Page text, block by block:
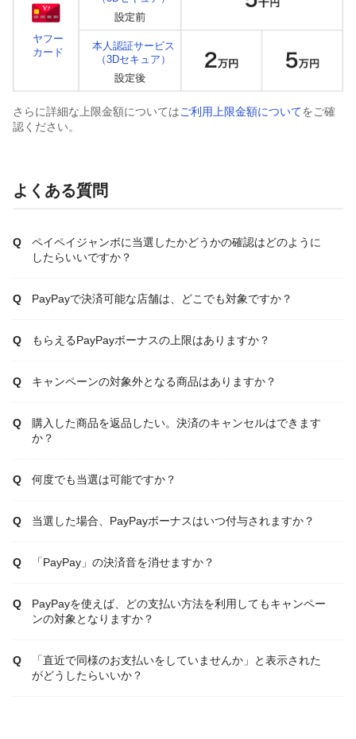
ヤフー
カード
本人認証サービス
（3Dセキュア）
さらに詳細な上限金額についてはご利用上限金額についてをご確
認ください。
よくある質問
ペイペイジャンボに当選したかどうかの確認はどのように
したらいいですか？
PayPayで決済可能な店舗は、どこでも対象ですか？
もらえるPayPayボーナスの上限はありますか？
キャンペーンの対象外となる商品はありますか？
購入した商品を返品したい。決済のキャンセルはできます
か？
何度でも当選は可能ですか？
当選した場合、PayPayボーナスはいつ付与されますか？
「PayPay」の決済音を消せますか？
PayPayを使えば、どの支払い方法を利用してもキャンペー
ンの対象となりますか？
「直近で同様のお支払いをしていませんか」と表示された
がどうしたらいいか？